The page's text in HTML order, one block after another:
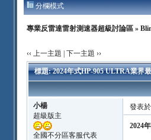
分欄模式
專業反雷達雷射測速器超級討論區»
‹‹ 上一主題 下一主題 ››
標題: 2024年式HP-905 ULTRA業界
小楊
超級版主
全國不分區客服代表
發表
2024